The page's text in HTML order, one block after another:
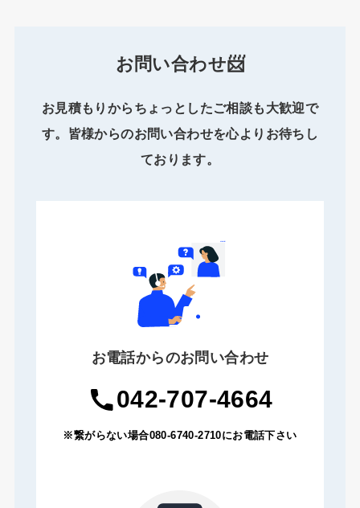
お問い合わせ📨
お見積もりからちょっとしたご相談も大歓迎で
す。皆様からのお問い合わせを心よりお待ちし
ております。
お電話からのお問い合わせ
042-707-4664
※繋がらない場合080-6740-2710にお電話下さい